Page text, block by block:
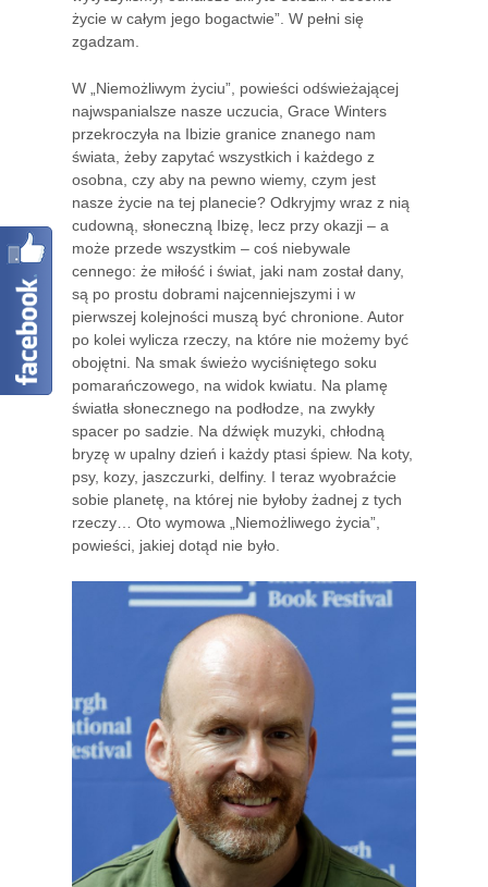
życie w całym jego bogactwie”. W pełni się
zgadzam.
W „Niemożliwym życiu”, powieści odświeżającej
najwspanialsze nasze uczucia, Grace Winters
przekroczyła na Ibizie granice znanego nam
świata, żeby zapytać wszystkich i każdego z
osobna, czy aby na pewno wiemy, czym jest
nasze życie na tej planecie? Odkryjmy wraz z nią
cudowną, słoneczną Ibizę, lecz przy okazji – a
może przede wszystkim – coś niebywale
cennego: że miłość i świat, jaki nam został dany,
są po prostu dobrami najcenniejszymi i w
pierwszej kolejności muszą być chronione. Autor
po kolei wylicza rzeczy, na które nie możemy być
obojętni. Na smak świeżo wyciśniętego soku
pomarańczowego, na widok kwiatu. Na plamę
światła słonecznego na podłodze, na zwykły
spacer po sadzie. Na dźwięk muzyki, chłodną
bryzę w upalny dzień i każdy ptasi śpiew. Na koty,
psy, kozy, jaszczurki, delfiny. I teraz wyobraźcie
sobie planetę, na której nie byłoby żadnej z tych
rzeczy… Oto wymowa „Niemożliwego życia”,
powieści, jakiej dotąd nie było.